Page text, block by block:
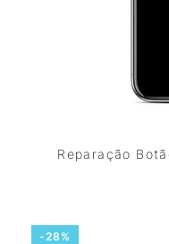
Reparação
-28%